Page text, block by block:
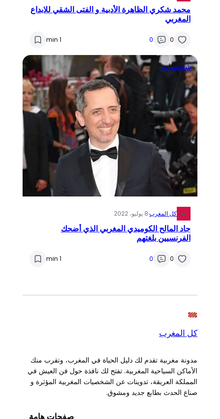
محمد شكري الظاهرة الأدبية و الفتى الشقي للابداع
المغربي
0
0
1 min
شخصيات
كل المغرب·8 يوليو، 2022
جاد المالح الكوميدي المغربي الذي أضحك
الفرنسيين بلغتهم
0
0
1 min
كل المغرب
مدونة مغربية تقدم لك دليل الحياة في المغرب، وتقرب منك
الأماكن السياحية المغربية. تفتح لك نافذة حول فن العيش في
المملكة العريقة، تدوينات عن الشخصيات المغربية المؤثرة و
صناع الحدث بطابع جديد ومشوق.